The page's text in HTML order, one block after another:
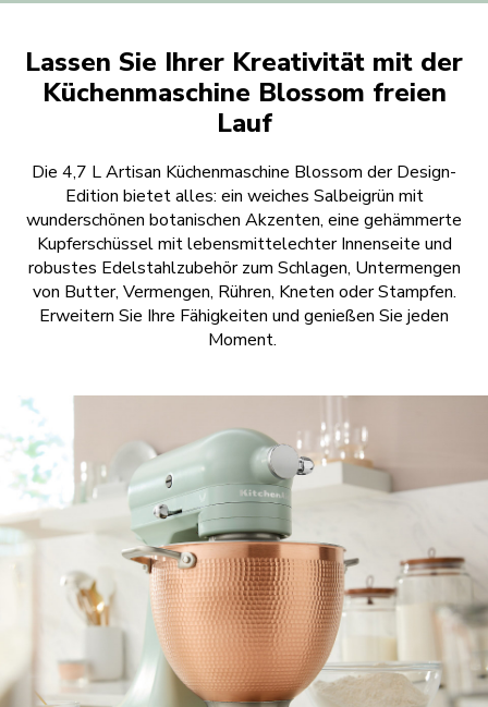
Lassen Sie Ihrer Kreativität mit der
Küchenmaschine Blossom freien
Lauf
Die 4,7 L Artisan Küchenmaschine Blossom der Design-
Edition bietet alles: ein weiches Salbeigrün mit
wunderschönen botanischen Akzenten, eine gehämmerte
Kupferschüssel mit lebensmittelechter Innenseite und
robustes Edelstahlzubehör zum Schlagen, Untermengen
von Butter, Vermengen, Rühren, Kneten oder Stampfen.
Erweitern Sie Ihre Fähigkeiten und genießen Sie jeden
Moment.